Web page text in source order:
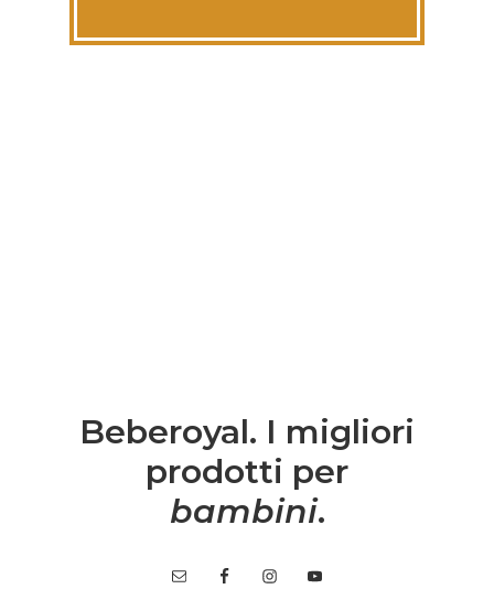
Beberoyal. I migliori
prodotti per
bambini.